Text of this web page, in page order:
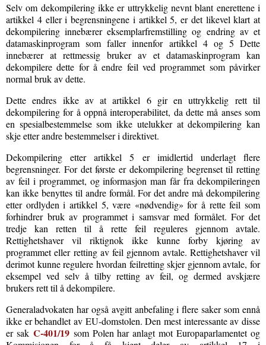
Selv om dekompilering ikke er uttrykkelig nevnt blant enerettene i
artikkel 4 eller i begrensningene i artikkel 5, er det likevel klart at
dekompilering innebærer eksemplarfremstilling og endring av et
datamaskinprogram som faller innenfor artikkel 4 og 5 Dette
innebærer at rettmessig bruker av et datamaskinprogram kan
dekompilere dette for å endre feil ved programmet som påvirker
normal bruk av dette.
Dette endres ikke av at artikkel 6 gir en uttrykkelig rett til
dekompilering for å oppnå interoperabilitet, da dette må anses som
en spesialbestemmelse som ikke utelukker at dekompilering kan
skje etter andre bestemmelser i direktivet.
Dekompilering etter artikkel 5 er imidlertid underlagt flere
begrensninger. For det første er dekompilering begrenset til retting
av feil i programmet, og informasjon man får fra dekompileringen
kan ikke benyttes til andre formål. For det andre må dekompilering
etter ordlyden i artikkel 5, være «nødvendig» for å rette feil som
forhindrer bruk av programmet i samsvar med formålet. For det
tredje kan retten til å rette feil reguleres gjennom avtale.
Rettighetshaver vil riktignok ikke kunne forby kjøring av
programmet eller retting av feil gjennom avtale. Rettighetshaver vil
derimot kunne regulere hvordan feilretting skjer gjennom avtale, for
eksempel ved selv å tilby retting av feil, og dermed avskjære
brukers rett til å dekompilere.
Generaladvokaten har også avgitt anbefaling i flere saker som ennå
ikke er behandlet av EU-domstolen. Den mest interessante av disse
er sak C-401/19som Polen har anlagt mot Europaparlamentet og